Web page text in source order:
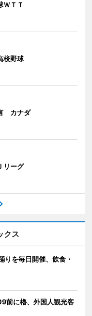
ＴＴ
校野球
カナダ
リーグ
クス
を毎日開催、飲食・
前に櫓、外国人観光客